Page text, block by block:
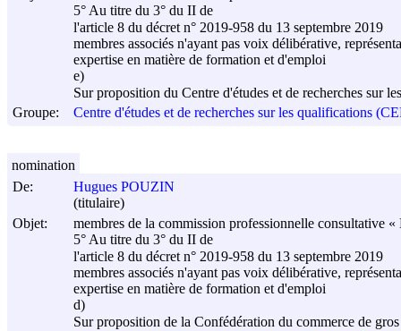
5° Au titre du 3° du II de
l'article 8 du décret n° 2019-958 du 13 septembre 2019
membres associés n'ayant pas voix délibérative,
expertise en matière de formation et d'emploi
e)
Sur proposition du Centre d'études et de recherches sur
Groupe:
Centre d'études et de recherches sur les qualifications
De:
Hugues POUZIN
(titulaire)
Objet:
membres de la commission professionnelle consultative
5° Au titre du 3° du II de
l'article 8 du décret n° 2019-958 du 13 septembre 2019
membres associés n'ayant pas voix délibérative,
expertise en matière de formation et d'emploi
d)
Sur proposition de la Confédération du commerce de
nomination